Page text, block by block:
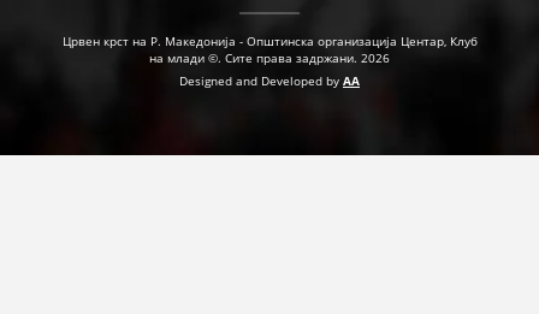
ПРИРАЧНИЦИ
СТРАТЕГИИ
Црвен крст на Р. Македонија - Општинска организација Центар, Клуб
на млади ©. Сите права задржани. 2026
Designed and Developed by AA